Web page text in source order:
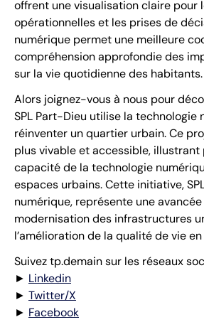
offrent une visualisation claire pour
opérationnelles et les prises de
numérique permet une meilleure
compréhension approfondie des
sur la vie quotidienne des habitants.
Alors joignez-vous à nous pour
SPL Part-Dieu utilise la technologie
réinventer un quartier urbain. Ce
plus vivable et accessible,
capacité de la technologie
espaces urbains. Cette initiative,
numérique, représente une
modernisation des infrastructures
l’amélioration de la qualité de vie
Suivez tp.demain sur les réseaux
► Linkedin
► Twitter/X
► Facebook